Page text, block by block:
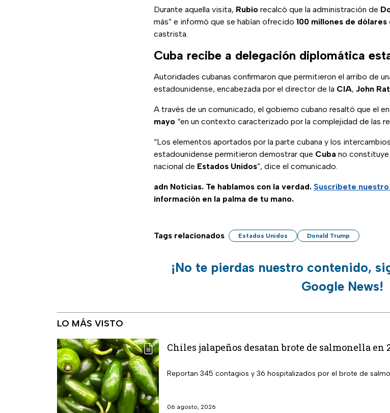
Durante aquella visita, Rubio recalcó que la administración de
más” e informó que se habían ofrecido 100 millones de dólares
castrista.
Cuba recibe a delegación diplomática
Autoridades cubanas confirmaron que permitieron el arribo de
estadounidense, encabezada por el director de la CIA, John
A través de un comunicado, el gobierno cubano resaltó que el
mayo “en un contexto caracterizado por la complejidad de las
“Los elementos aportados por la parte cubana y los
estadounidense permitieron demostrar que Cuba no constituye
nacional de Estados Unidos”, dice el comunicado.
adn Noticias. Te hablamos con la verdad. Suscríbete
información en la palma de tu mano.
Tags relacionados Estados Unidos Donald Trump
¡No te pierdas nuestro contenido,
Google News!
LO MÁS VISTO
Chiles jalapeños desatan brote de salmonella en
Reportan 345 contagios y 36 hospitalizados por el brote de
06 agosto, 2026